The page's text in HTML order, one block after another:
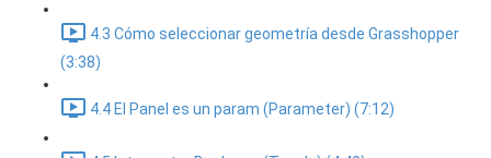
4.3 Cómo seleccionar geometría desde Grasshopper
(3:38)
4.4 El Panel es un param (Parameter) (7:12)